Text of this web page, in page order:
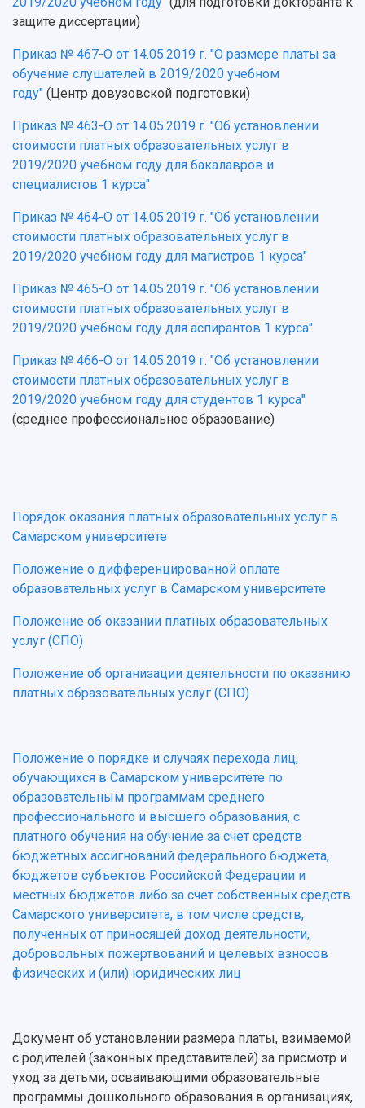
защите диссертации)
Приказ № 467-О от 14.05.2019 г. "О размере платы за
обучение слушателей в 2019/2020 учебном
году" (Центр довузовской подготовки)
Приказ № 463-О от 14.05.2019 г. "Об установлении
стоимости платных образовательных услуг в
2019/2020 учебном году для бакалавров и
специалистов 1 курса"
Приказ № 464-О от 14.05.2019 г. "Об установлении
стоимости платных образовательных услуг в
2019/2020 учебном году для магистров 1 курса"
Приказ № 465-О от 14.05.2019 г. "Об установлении
стоимости платных образовательных услуг в
2019/2020 учебном году для аспирантов 1 курса"
Приказ № 466-О от 14.05.2019 г. "Об установлении
стоимости платных образовательных услуг в
2019/2020 учебном году для студентов 1 курса"
(среднее профессиональное образование)
Порядок оказания платных образовательных услуг в
Самарском университете
Положение о дифференцированной оплате
образовательных услуг в Самарском университете
Положение об оказании платных образовательных
услуг (СПО)
Положение об организации деятельности по оказанию
платных образовательных услуг (СПО)
Положение о порядке и случаях перехода лиц,
обучающихся в Самарском университете по
образовательным программам среднего
профессионального и высшего образования, с
платного обучения на обучение за счет средств
бюджетных ассигнований федерального бюджета,
бюджетов субъектов Российской Федерации и
местных бюджетов либо за счет собственных средств
Самарского университета, в том числе средств,
полученных от приносящей доход деятельности,
добровольных пожертвований и целевых взносов
физических и (или) юридических лиц
Документ об установлении размера платы, взимаемой
с родителей (законных представителей) за присмотр и
уход за детьми, осваивающими образовательные
программы дошкольного образования в организациях,